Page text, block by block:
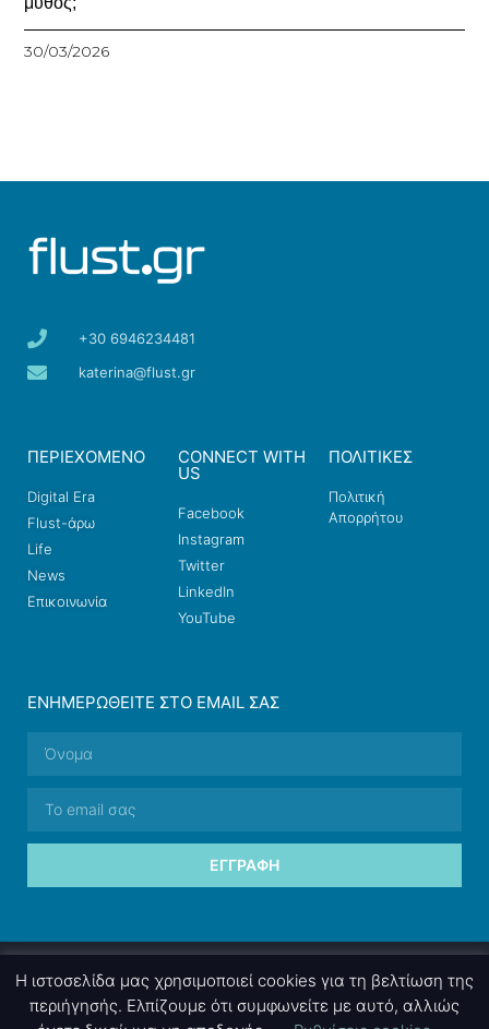
30/03/2026
+30 6946234481
katerina@flust.gr
ΠΕΡΙΕΧΟΜΕΝΟ
Digital Era
Flust-άρω
Life
News
Επικοινωνία
CONNECT WITH
US
Facebook
Instagram
Twitter
LinkedIn
YouTube
ΠΟΛΙΤΙΚΕΣ
Πολιτική
Απορρήτου
ΕΝΗΜΕΡΩΘΕΊΤΕ ΣΤΟ EMAIL ΣΑΣ
ΕΓΓΡΑΦΉ
Η ιστοσελίδα μας χρησιμοποιεί cookies για τη βελτίωση της
περιήγησής. Ελπίζουμε ότι συμφωνείτε με αυτό, αλλιώς